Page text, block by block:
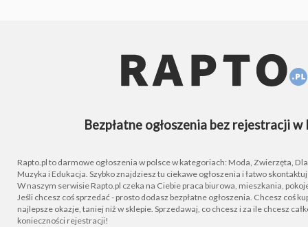
Bezpłatne ogłoszenia bez rejestracji w
Rapto.pl to darmowe ogłoszenia w polsce w kategoriach: Moda, Zwierzęta, Dla
Muzyka i Edukacja. Szybko znajdziesz tu ciekawe ogłoszenia i łatwo
W naszym serwisie Rapto.pl czeka na Ciebie praca biurowa, mieszkania,
Jeśli chcesz coś sprzedać - prosto dodasz bezpłatne ogłoszenia. Chcesz coś
najlepsze okazje, taniej niż w sklepie. Sprzedawaj, co chcesz i za ile chcesz
konieczności rejestracji!